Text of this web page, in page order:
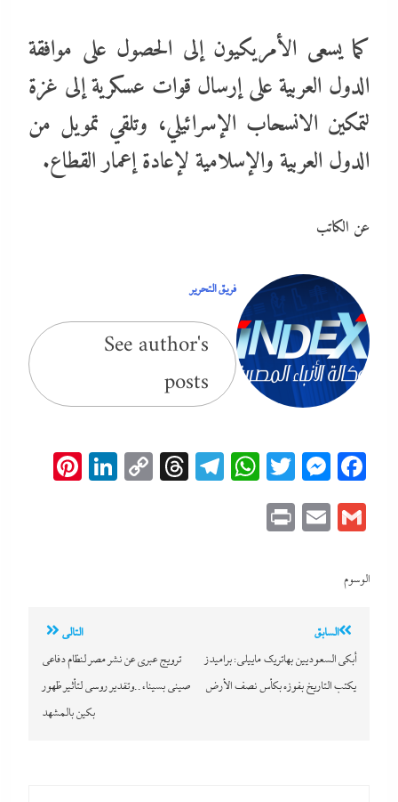
كما يسعى الأمريكيون إلى الحصول على موافقة
الدول العربية على إرسال قوات عسكرية إلى غزة
لتمكين الانسحاب الإسرائيلي، وتلقي تمويل من
الدول العربية والإسلامية لإعادة إعمار القطاع.
عن الكاتب
فريق التحرير
See author's
posts
Facebook
Messenger
Twitter
WhatsApp
Telegram
Threads
Copy
Gmail
Email
الوسوم
تصفّح
المقالات
السابق
أبكى السعوديين بهاتريك ماييلى: براميدز
يكتب التاريخ بفوزه بكأس نصف الأرض
التالي
ترويج عبري عن نشر مصر لنظام دفاعى
صينى بسيناء..وتقدير روسي لتأثير ظهور
بكين بالمشهد